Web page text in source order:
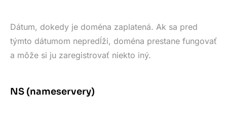
Dátum, dokedy je doména zaplatená. Ak sa pred
týmto dátumom nepredĺži, doména prestane fungovať
a môže si ju zaregistrovať niekto iný.
NS (nameservery)